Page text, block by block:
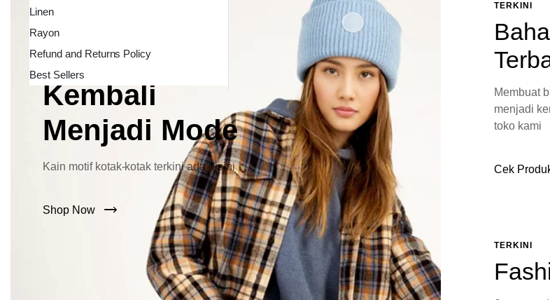
Linen
Rayon
Refund and Returns Policy
Best Sellers
Kain Pola
Lebar Kini
Kembali
Menjadi Mode
Kain motif kotak-kotak terkini ada disini
Shop Now
TERKINI
Membuat
menjadi
toko kami
Cek
TERKINI